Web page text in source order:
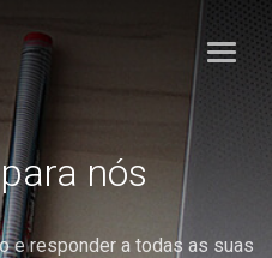
nós
e responder a todas as suas